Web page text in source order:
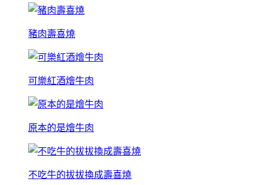
豬肉壽喜燒
可樂紅酒燴牛肉
原本的是燴牛肉
不吃牛的拔拔換成壽喜燒